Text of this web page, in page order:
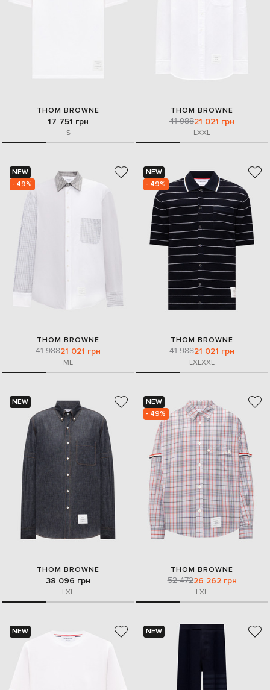
THOM BROWNE
17 751 грн
S
THOM BROWNE
41 98821 021 грн
LXXL
NEW
- 49%
THOM BROWNE
41 98821 021 грн
ML
NEW
- 49%
THOM BROWNE
41 98821 021 грн
LXLXXL
NEW
THOM BROWNE
38 096 грн
LXL
NEW
- 49%
THOM BROWNE
52 47226 262 грн
LXL
NEW NEW